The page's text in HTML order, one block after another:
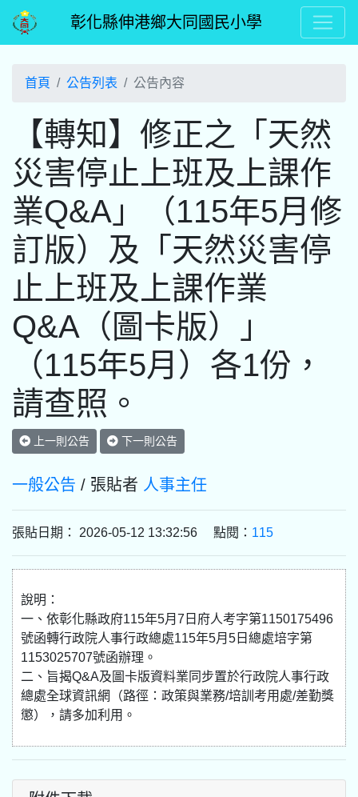
彰化縣伸港鄉大同國民小學
首頁 公告列表 公告內容
【轉知】修正之「天然
災害停止上班及上課作
業Q&A」（115年5月修
訂版）及「天然災害停
止上班及上課作業
Q&A（圖卡版）」
（115年5月）各1份，
請查照。
上一則公告 下一則公告
一般公告 / 張貼者 人事主任
張貼日期： 2026-05-12 13:32:56 點閱： 115
說明：
一、依彰化縣政府115年5月7日府人考字第1150175496
號函轉行政院人事行政總處115年5月5日總處培字第
1153025707號函辦理。
二、旨揭Q&A及圖卡版資料業同步置於行政院人事行政
總處全球資訊網（路徑：政策與業務/培訓考用處/差勤獎
懲），請多加利用。